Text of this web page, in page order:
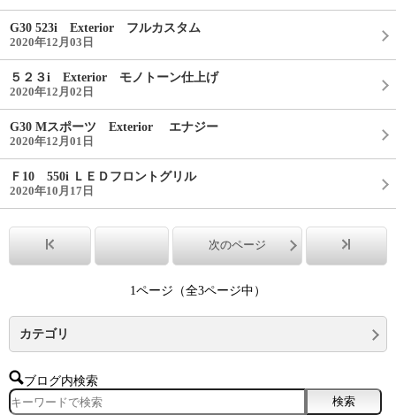
G30 523i Exterior フルカスタム
2020年12月03日
５２３i Exterior モノトーン仕上げ
2020年12月02日
G30 Mスポーツ Exterior エナジー
2020年12月01日
Ｆ10 550i ＬＥＤフロントグリル
2020年10月17日
次のページ
1ページ（全3ページ中）
カテゴリ
ブログ内検索